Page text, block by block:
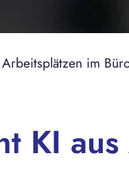
im
KI